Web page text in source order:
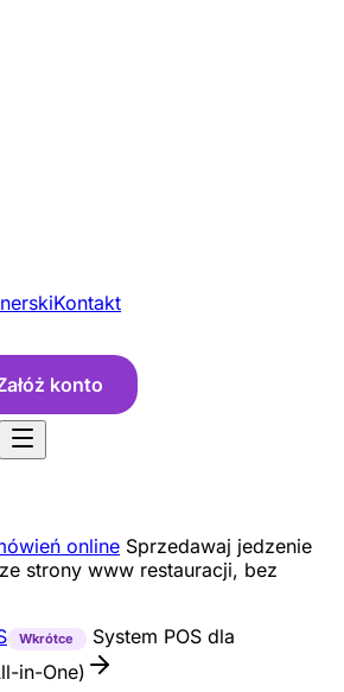
Kontakt
konto
online Sprzedawaj jedzenie
strony www restauracji, bez
Wkrótce
System POS dla
in-One)